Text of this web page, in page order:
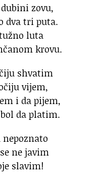
zovu,
dva tri puta.
luta
krovu.
shvatim
vijem,
i da pijem,
da platim.
nepoznato
ne javim
slavim!